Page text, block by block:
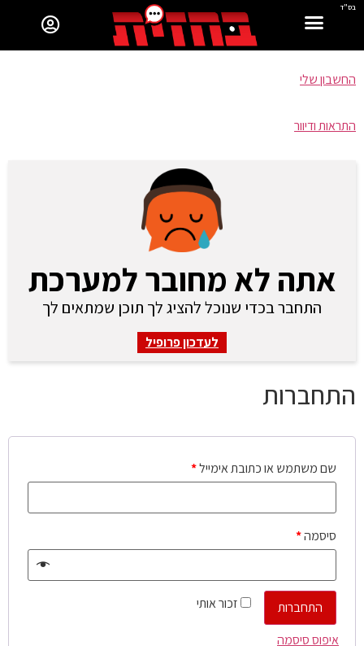
בס"ד
החשבון שלי
התראות ודיוור
אתה לא מחובר למערכת
התחבר בכדי שנוכל להציג לך תוכן שמתאים לך
לעדכון פרופיל
התחברות
שם משתמש או כתובת אימייל*
סיסמה*
זכור אותי
התחברות
איפוס סיסמה